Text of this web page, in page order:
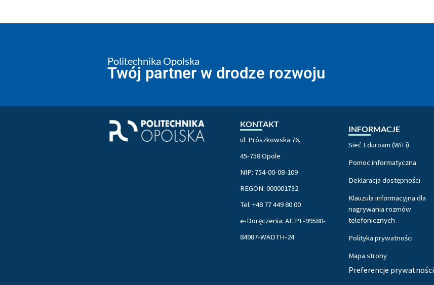
Politechnika Opolska
Twój partner w drodze rozwoju
KONTAKT
ul. Prószkowska 76,
45-758 Opole
NIP: 754-00-08-109
REGON: 000001732
Tel: +48 77 449 80 00
e-Doręczenia: AE:PL-99580-
84987-WADTH-24
INFORMACJE
Sieć Eduroam (WiFi)
Pomoc informatyczna
Deklaracja dostępności
Klauzula informacyjna dla
nagrywania rozmów
telefonicznych
Polityka prywatności
Mapa strony
Preferencje prywatności